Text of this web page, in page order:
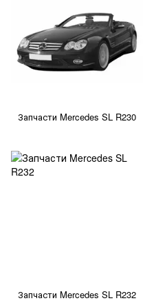
Запчасти Mercedes SL R230
Запчасти Mercedes SL R232